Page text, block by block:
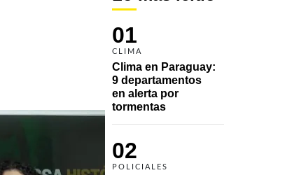
01
CLIMA
Clima en Paraguay:
9 departamentos
en alerta por
tormentas
02
POLICIALES